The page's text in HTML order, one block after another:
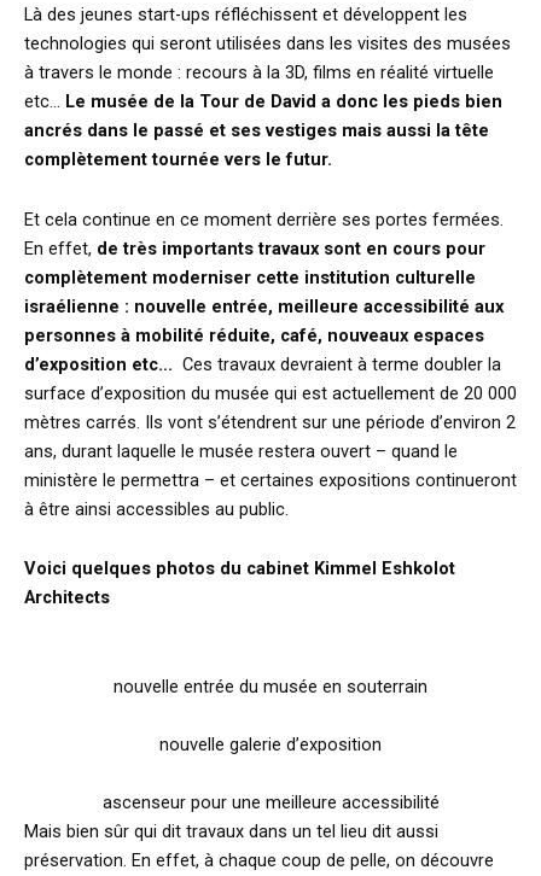
Là des jeunes start-ups réfléchissent et développent les
technologies qui seront utilisées dans les visites des musées
à travers le monde : recours à la 3D, films en réalité virtuelle
etc… Le musée de la Tour de David a donc les pieds bien
ancrés dans le passé et ses vestiges mais aussi la tête
complètement tournée vers le futur.
Et cela continue en ce moment derrière ses portes fermées.
En effet, de très importants travaux sont en cours pour
complètement moderniser cette institution culturelle
israélienne : nouvelle entrée, meilleure accessibilité aux
personnes à mobilité réduite, café, nouveaux espaces
d’exposition etc… Ces travaux devraient à terme doubler la
surface d’exposition du musée qui est actuellement de 20 000
mètres carrés. Ils vont s’étendrent sur une période d’environ 2
ans, durant laquelle le musée restera ouvert – quand le
ministère le permettra – et certaines expositions continueront
à être ainsi accessibles au public.
Voici quelques photos du cabinet Kimmel Eshkolot
Architects
nouvelle entrée du musée en souterrain
nouvelle galerie d’exposition
ascenseur pour une meilleure accessibilité
Mais bien sûr qui dit travaux dans un tel lieu dit aussi
préservation. En effet, à chaque coup de pelle, on découvre